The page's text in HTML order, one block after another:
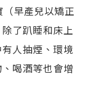
早產兒以矯正
了趴睡和床上
人抽煙、環境
喝酒等也會增